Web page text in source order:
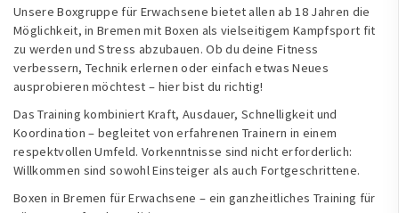
Unsere Boxgruppe für Erwachsene bietet allen ab 18 Jahren die
Möglichkeit, in Bremen mit Boxen als vielseitigem Kampfsport fit
zu werden und Stress abzubauen. Ob du deine Fitness
verbessern, Technik erlernen oder einfach etwas Neues
ausprobieren möchtest – hier bist du richtig!
Das Training kombiniert Kraft, Ausdauer, Schnelligkeit und
Koordination – begleitet von erfahrenen Trainern in einem
respektvollen Umfeld. Vorkenntnisse sind nicht erforderlich:
Willkommen sind sowohl Einsteiger als auch Fortgeschrittene.
Boxen in Bremen für Erwachsene – ein ganzheitliches Training für